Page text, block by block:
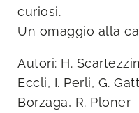
curiosi.
Un omaggio alla
Autori: H.
Eccli, I. Perli, G.
Borzaga, R. Ploner